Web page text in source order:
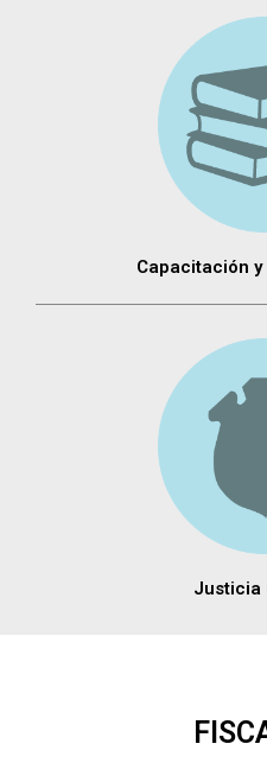
Capacitación y
Justicia